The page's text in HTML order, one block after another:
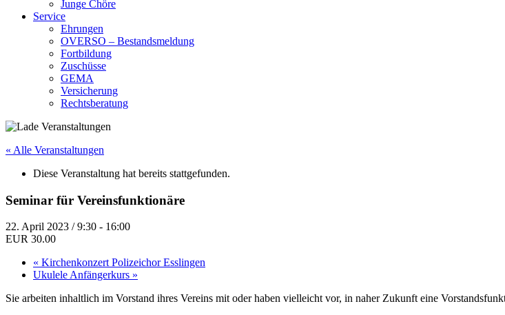
Junge Chöre
Service
Ehrungen
OVERSO – Bestandsmeldung
Fortbildung
Zuschüsse
GEMA
Versicherung
Rechtsberatung
« Alle Veranstaltungen
Diese Veranstaltung hat bereits stattgefunden.
Seminar für Vereinsfunktionäre
22. April 2023 / 9:30 - 16:00
EUR 30.00
« Kirchenkonzert Polizeichor Esslingen
Ukulele Anfängerkurs »
Sie arbeiten inhaltlich im Vorstand ihres Vereins mit oder haben vielleicht vor, in naher Zukunft eine